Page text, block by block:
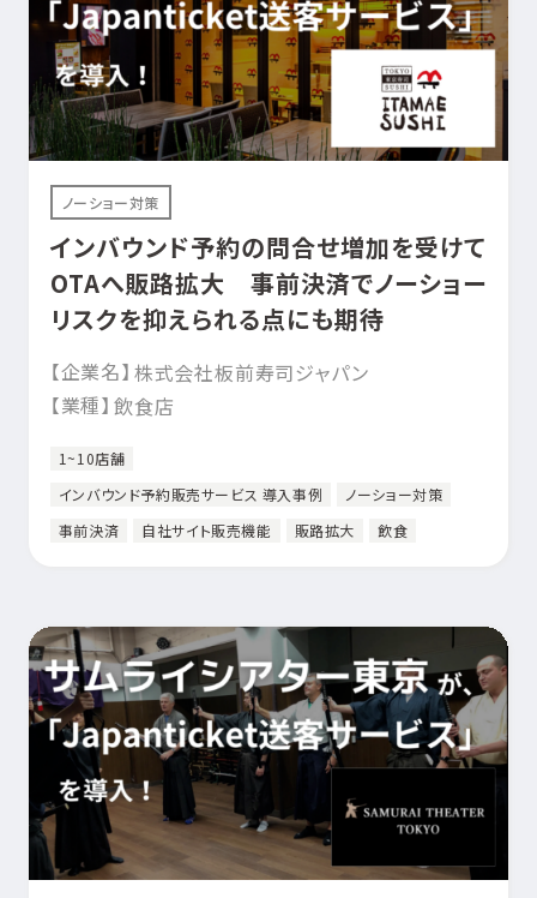
ノーショー対策
インバウンド予約の問合せ増加を受けて
OTAへ販路拡大 事前決済でノーショー
リスクを抑えられる点にも期待
【企業名】 株式会社板前寿司ジャパン
【業種】 飲食店
1~10店舗
インバウンド予約販売サービス 導入事例
ノーショー対策
事前決済
自社サイト販売機能 販路拡大 飲食